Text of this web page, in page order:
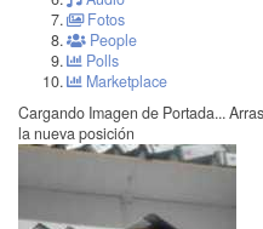
Fotos
People
Polls
Marketplace
Cargando Imagen de Portada...
la nueva posición